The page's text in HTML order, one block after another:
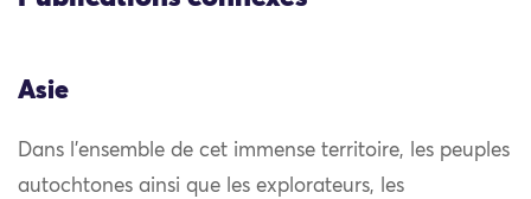
Asie
Dans l’ensemble de cet immense territoire, les peuples
autochtones ainsi que les explorateurs, les